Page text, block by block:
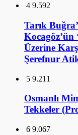
4 9.592
Tarık
Kocagöz’ün
Üzerine
Şerefnur
5 9.211
Osmanlı
Tekkeler
6 9.067